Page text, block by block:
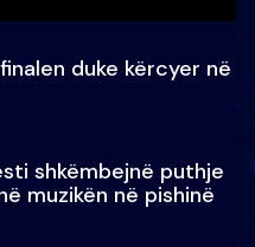
duke kërcyer në
shkëmbejnë puthje
muzikën në pishinë